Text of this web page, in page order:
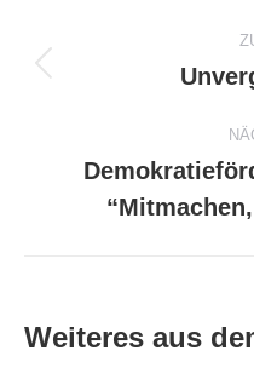
Weiteres aus